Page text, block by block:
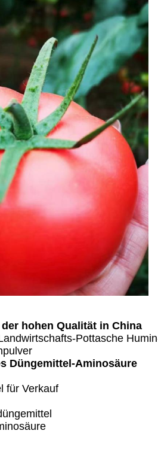
hohen Qualität in China
Pottasche
Düngemittel-Aminosäure
für Verkauf